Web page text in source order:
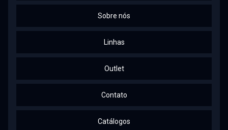
Sobre nós
Linhas
Outlet
Contato
Catálogos